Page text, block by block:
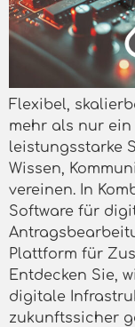
Flexibel,
mehr als nur
leistungsstarke
Wissen,
vereinen. In
Software für
Plattform für
Entdecken Sie,
digitale
zukunftssicher